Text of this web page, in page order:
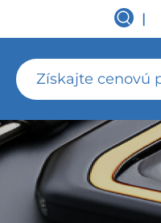
|
Získajte cenovú